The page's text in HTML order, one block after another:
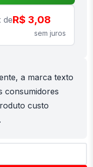
deR$ 3,08
sem juros
a marca texto
consumidores
custo